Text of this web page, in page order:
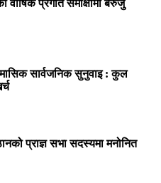
वार्षिक प्रगति समीक्षामा बेरुजु
सार्वजनिक सुनुवाइ : कुल
प्राज्ञ सभा सदस्यमा मनोनित